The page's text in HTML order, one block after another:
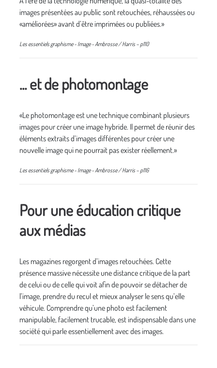
images présentées au public sont retouchées, réhaussées ou
«améliorées» avant d’être imprimées ou publiées.»
Les essentiels graphisme - Image - Ambrosse / Harris – p110
... et de photomontage
«Le photomontage est une technique combinant plusieurs
images pour créer une image hybride. Il permet de réunir des
éléments extraits d’images différentes pour créer une
nouvelle image qui ne pourrait pas exister réellement.»
Les essentiels graphisme - Image - Ambrosse / Harris – p116
Pour une éducation critique
aux médias
Les magazines regorgent d’images retouchées. Cette
présence massive nécessite une distance critique de la part
de celui ou de celle qui voit afin de pouvoir se détacher de
l’image, prendre du recul et mieux analyser le sens qu’elle
véhicule. Comprendre qu’une photo est facilement
manipulable, facilement trucable, est indispensable dans une
société qui parle essentiellement avec des images.